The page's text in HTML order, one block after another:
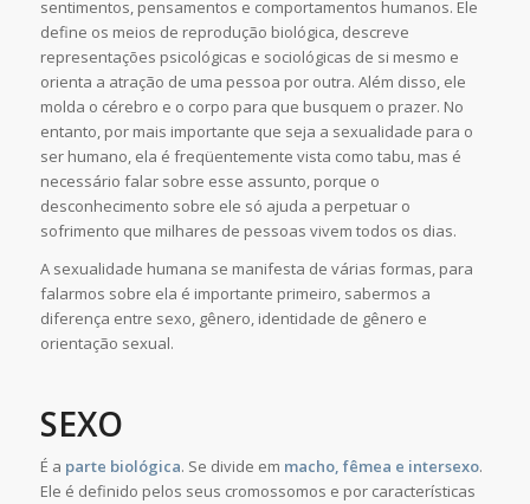
sentimentos, pensamentos e comportamentos humanos. Ele
define os meios de reprodução biológica, descreve
representações psicológicas e sociológicas de si mesmo e
orienta a atração de uma pessoa por outra. Além disso, ele
molda o cérebro e o corpo para que busquem o prazer. No
entanto, por mais importante que seja a sexualidade para o
ser humano, ela é freqüentemente vista como tabu, mas é
necessário falar sobre esse assunto, porque o
desconhecimento sobre ele só ajuda a perpetuar o
sofrimento que milhares de pessoas vivem todos os dias.
A sexualidade humana se manifesta de várias formas, para
falarmos sobre ela é importante primeiro, sabermos a
diferença entre sexo, gênero, identidade de gênero e
orientação sexual.
SEXO
É a parte biológica. Se divide em macho, fêmea e intersexo.
Ele é definido pelos seus cromossomos e por características